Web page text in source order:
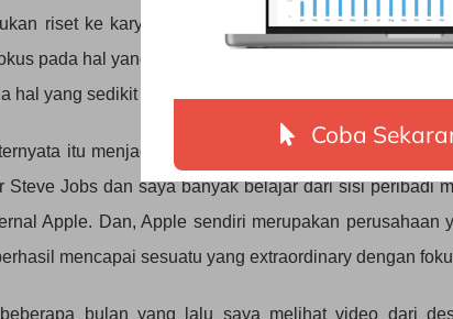
riset ke karyawan yang extraordinary yang salah
pada hal yang sedikit. Bukan fokus pada hal yang
hal yang sedikit tetapi hasilnya maksimal.
itu menjadi salah satu yang paling penting.
Steve Jobs dan saya banyak belajar dari sisi peribadi
Apple. Dan, Apple sendiri merupakan perusahaan
mencapai sesuatu yang extraordinary dengan
bulan yang lalu saya melihat video dari
Coba